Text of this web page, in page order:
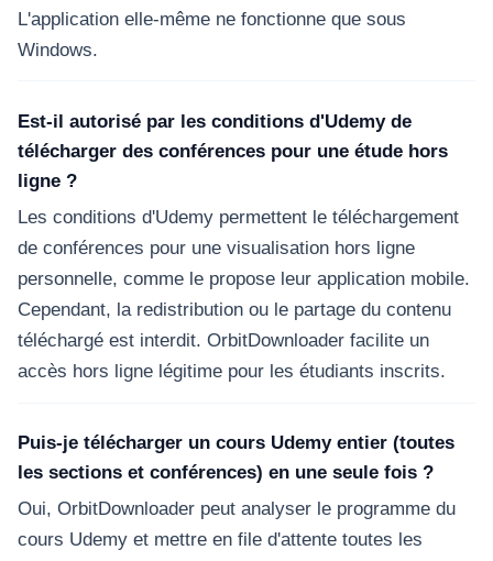
L'application elle-même ne fonctionne que sous
Windows.
Est-il autorisé par les conditions d'Udemy de
télécharger des conférences pour une étude hors
ligne ?
Les conditions d'Udemy permettent le téléchargement
de conférences pour une visualisation hors ligne
personnelle, comme le propose leur application mobile.
Cependant, la redistribution ou le partage du contenu
téléchargé est interdit. OrbitDownloader facilite un
accès hors ligne légitime pour les étudiants inscrits.
Puis-je télécharger un cours Udemy entier (toutes
les sections et conférences) en une seule fois ?
Oui, OrbitDownloader peut analyser le programme du
cours Udemy et mettre en file d'attente toutes les